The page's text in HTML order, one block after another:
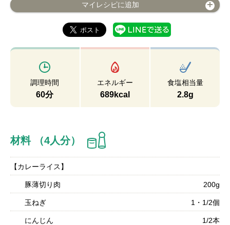
マイレシピに追加
調理時間
60分
エネルギー
689kcal
食塩相当量
2.8g
材料 （4人分）
【カレーライス】
豚薄切り肉 200g
玉ねぎ 1・1/2個
にんじん 1/2本